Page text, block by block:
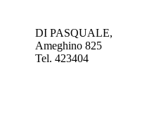
DI PASQUALE,
Ameghino 825
Tel. 423404